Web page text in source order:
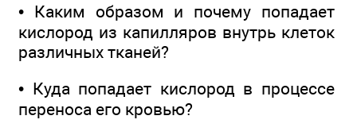
• Каким образом и почему попадает
кислород из капилляров внутрь клеток
различных тканей?
• Куда попадает кислород в процессе
переноса его кровью?